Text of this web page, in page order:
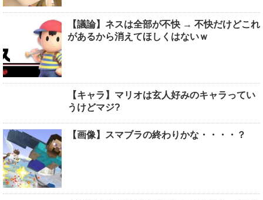
【議論】ネスは全部が不快 → 不快だけどこれ
があるから消えてほしくはないｗ
【キャラ】マリオは玄人好みのキャラってい
うけどマジ?
【画像】スマブラの終わりかな・・・・？